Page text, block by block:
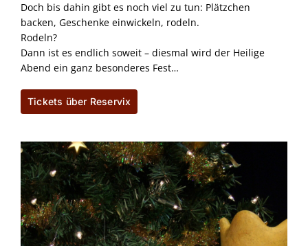
Doch bis dahin gibt es noch viel zu tun: Plätzchen
backen, Geschenke einwickeln, rodeln.
Rodeln?
Dann ist es endlich soweit – diesmal wird der Heilige
Abend ein ganz besonderes Fest…
Tickets über Reservix